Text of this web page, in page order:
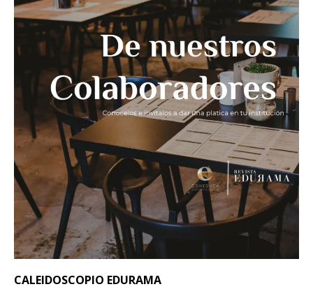
CALEIDOSCOPIO EDURAMA